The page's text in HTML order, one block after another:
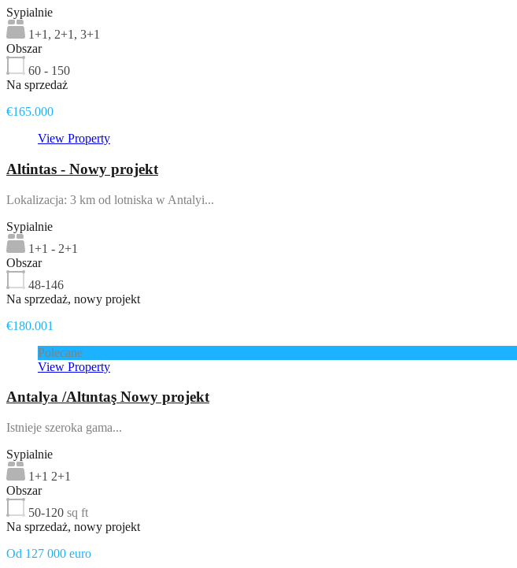
Sypialnie
1+1, 2+1, 3+1
Obszar
60 - 150
Na sprzedaż
€165.000
View Property
Altintas - Nowy projekt
Lokalizacja: 3 km od lotniska w Antalyi...
Sypialnie
1+1 - 2+1
Obszar
48-146
Na sprzedaż, nowy projekt
€180.001
Polecane
View Property
Antalya /Altıntaş Nowy projekt
Istnieje szeroka gama...
Sypialnie
1+1 2+1
Obszar
50-120 sq ft
Na sprzedaż, nowy projekt
Od 127 000 euro